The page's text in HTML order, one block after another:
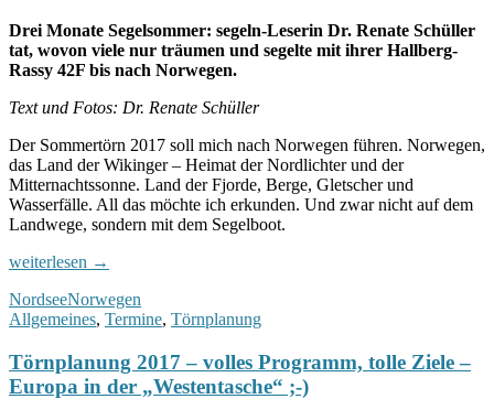
Drei Monate Segelsommer: segeln-Leserin Dr. Renate Schüller
tat, wovon viele nur träumen und segelte mit ihrer Hallberg-
Rassy 42F bis nach Norwegen.
Text und Fotos: Dr. Renate Schüller
Der Sommertörn 2017 soll mich nach Norwegen führen. Norwegen,
das Land der Wikinger – Heimat der Nordlichter und der
Mitternachtssonne. Land der Fjorde, Berge, Gletscher und
Wasserfälle. All das möchte ich erkunden. Und zwar nicht auf dem
Landwege, sondern mit dem Segelboot.
Leserreise
weiterlesen →
NordseeNorwegen
Allgemeines, Termine, Törnplanung
Törnplanung 2017 – volles Programm, tolle Ziele –
Europa in der „Westentasche“ ;-)